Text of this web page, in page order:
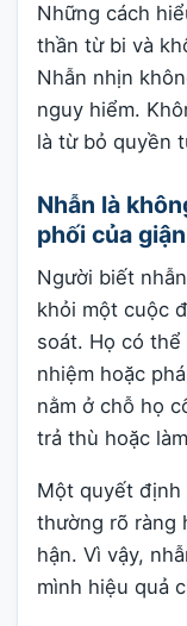
Những cách
thần từ bi và
Nhẫn nhịn
nguy hiểm.
là từ bỏ quyền
Nhẫn là
phối của
Người biết
khỏi một cuộc
soát. Họ có
nhiệm hoặc
nằm ở chỗ họ
trả thù hoặc
Một quyết định
thường rõ ràng
hận. Vì vậy,
mình hiệu quả